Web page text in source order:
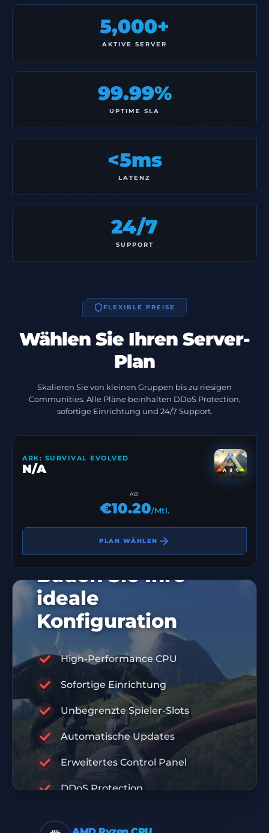
5,000+
AKTIVE SERVER
99.99%
UPTIME SLA
<5ms
LATENZ
24/7
SUPPORT
FLEXIBLE PREISE
Wählen Sie Ihren Server-
Plan
Skalieren Sie von kleinen Gruppen bis zu riesigen
Communities. Alle Pläne beinhalten DDoS Protection,
sofortige Einrichtung und 24/7 Support.
ARK: SURVIVAL EVOLVED
N/A
AB
€10.20/Mtl.
PLAN WÄHLEN
Bauen Sie Ihre
ideale
Konfiguration
High-Performance CPU
Sofortige Einrichtung
Unbegrenzte Spieler-Slots
Automatische Updates
Erweitertes Control Panel
DDoS Protection
10% RABATTCODE
DIS10
RABISU
PREMIUM INFRASTRUKTUR